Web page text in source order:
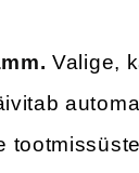
Valige,